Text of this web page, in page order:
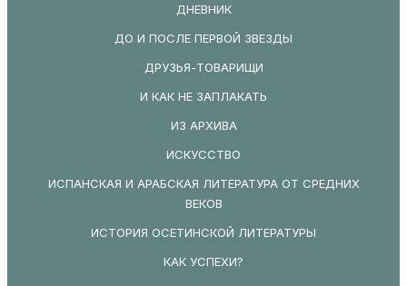
ДНЕВНИК
ДО И ПОСЛЕ ПЕРВОЙ ЗВЕЗДЫ
ДРУЗЬЯ-ТОВАРИЩИ
И КАК НЕ ЗАПЛАКАТЬ
ИЗ АРХИВА
ИСКУССТВО
ИСПАНСКАЯ И АРАБСКАЯ ЛИТЕРАТУРА ОТ СРЕДНИХ
ВЕКОВ
ИСТОРИЯ ОСЕТИНСКОЙ ЛИТЕРАТУРЫ
КАК УСПЕХИ?